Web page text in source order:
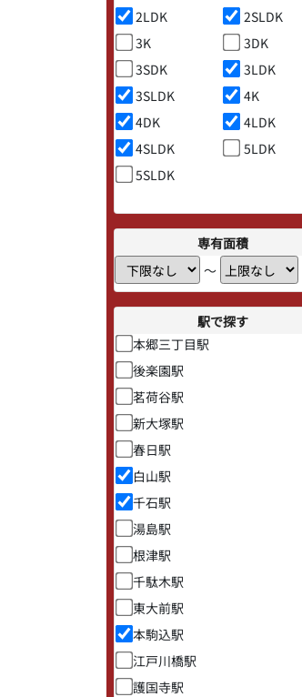
2LDK
2SLDK
3K
3DK
3SDK
3LDK
3SLDK
4K
4DK
4LDK
4SLDK
5LDK
5SLDK
専有面積
〜
駅で探す
本郷三丁目駅
後楽園駅
茗荷谷駅
新大塚駅
春日駅
白山駅
千石駅
湯島駅
根津駅
千駄木駅
東大前駅
本駒込駅
江戸川橋駅
護国寺駅